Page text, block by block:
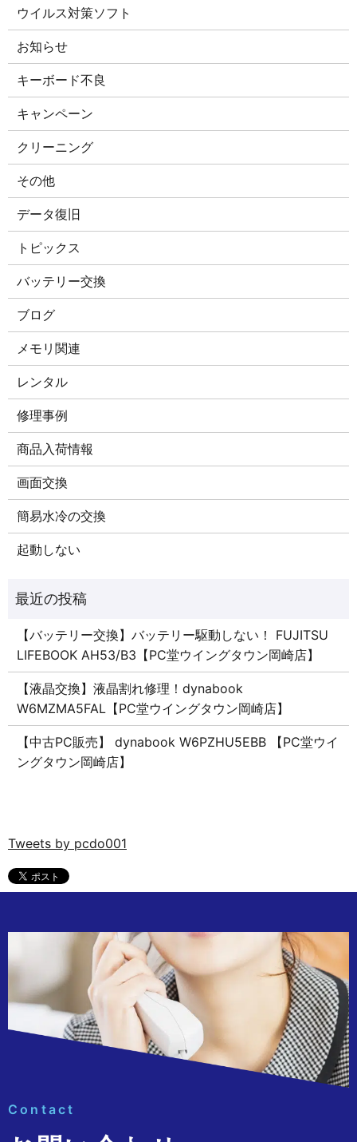
ウイルス対策ソフト
お知らせ
キーボード不良
キャンペーン
クリーニング
その他
データ復旧
トピックス
バッテリー交換
ブログ
メモリ関連
レンタル
修理事例
商品入荷情報
画面交換
簡易水冷の交換
起動しない
【バッテリー交換】バッテリー駆動しない！ FUJITSU
LIFEBOOK AH53/B3【PC堂ウイングタウン岡崎店】
【液晶交換】液晶割れ修理！dynabook
W6MZMA5FAL【PC堂ウイングタウン岡崎店】
【中古PC販売】 dynabook W6PZHU5EBB 【PC堂ウイ
ングタウン岡崎店】
Tweets by pcdo001
Contact